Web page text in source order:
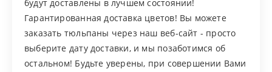
будут доставлены в лучшем состоянии!
Гарантированная доставка цветов! Вы можете
заказать тюльпаны через наш веб-сайт - просто
выберите дату доставки, и мы позаботимся об
остальном! Будьте уверены, при совершении Вами